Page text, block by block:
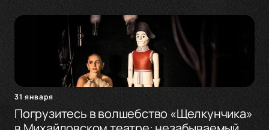
31 января
Погрузитесь в волшебство «Щелкунчика»